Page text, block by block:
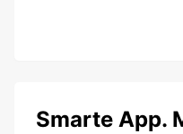
Smarte App.